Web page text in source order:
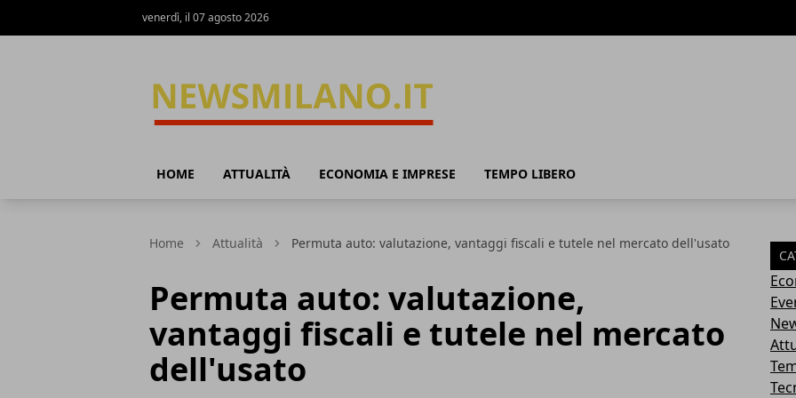
venerdì, il 07 agosto 2026
HOME ATTUALITÀ ECONOMIA E IMPRESE TEMPO LIBERO
Home Attualità Permuta auto: valutazione, vantaggi fiscali e tutele nel mercato dell'usato
Permuta auto: valutazione,
vantaggi fiscali e tutele nel mercato
dell'usato